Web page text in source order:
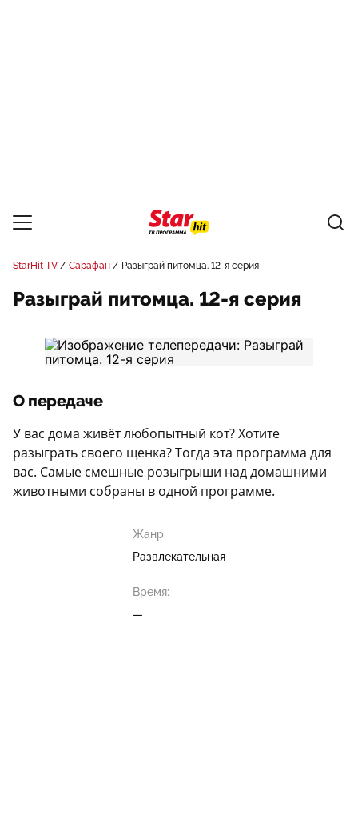
StarHit TV Сарафан Разыграй питомца. 12-я серия
Разыграй питомца. 12-я серия
О передаче
У вас дома живёт любопытный кот? Хотите
разыграть своего щенка? Тогда эта программа для
вас. Самые смешные розыгрыши над домашними
животными собраны в одной программе.
Жанр:
Развлекательная
Время:
—